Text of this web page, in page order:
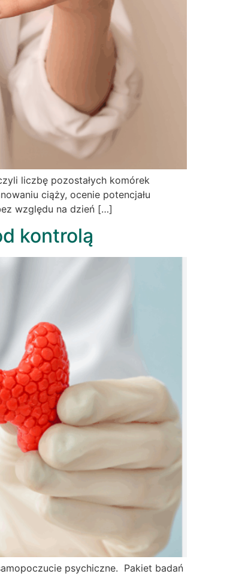
liczbę pozostałych komórek
ciąży, ocenie potencjału
względu na dzień […]
kontrolą
psychiczne. Pakiet badań